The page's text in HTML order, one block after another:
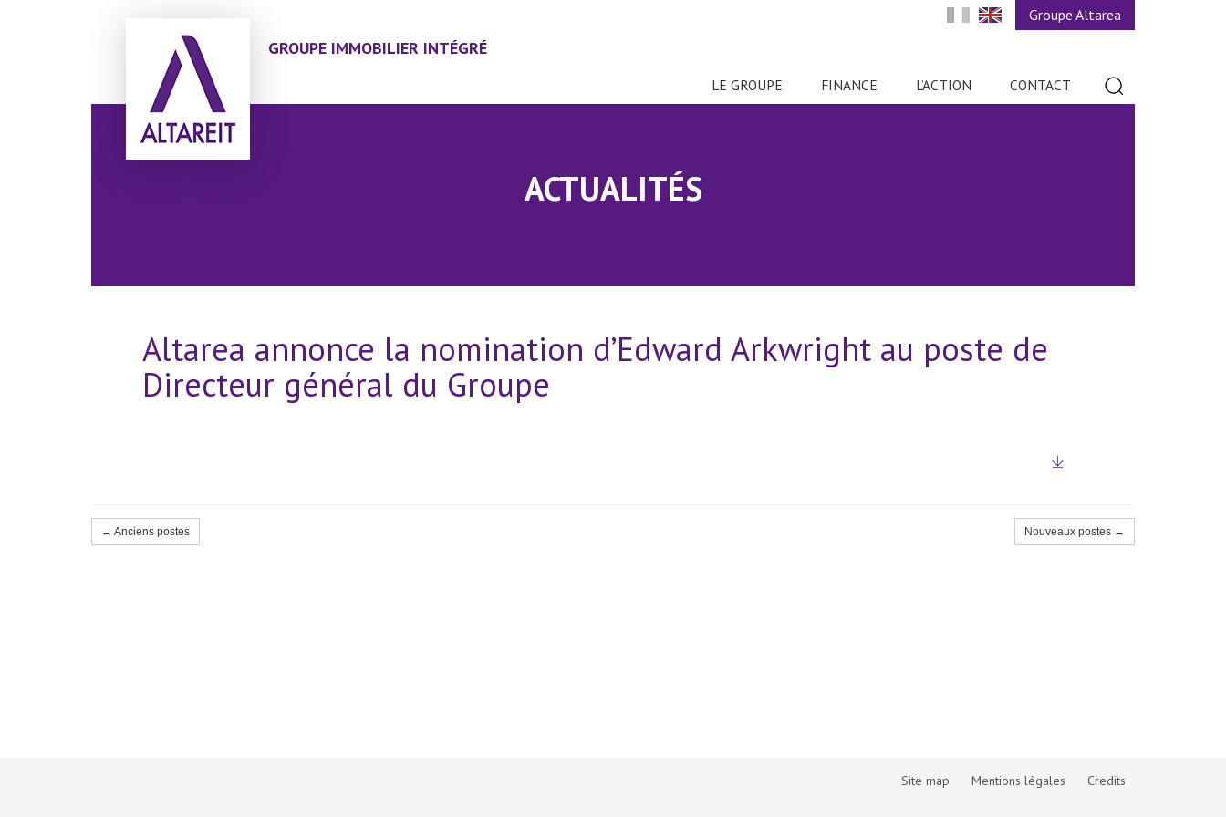
Groupe Altarea
GROUPE IMMOBILIER INTÉGRÉ
LE GROUPE FINANCE L’ACTION CONTACT
ACTUALITÉS
Altarea annonce la nomination d’Edward Arkwright au poste de
Directeur général du Groupe
← Anciens postes Nouveaux postes →
Site map Mentions légales Credits